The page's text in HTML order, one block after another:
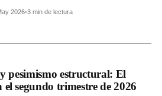
2026•3 min de lectura
pesimismo estructural: El
segundo trimestre de 2026